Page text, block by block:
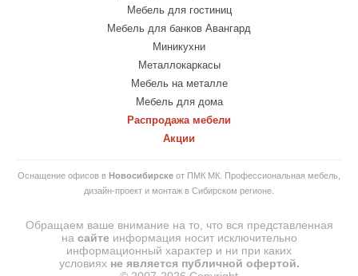
Мебель для гостиниц
Мебель для банков Авангард
Миникухни
Металлокаркасы
Мебель на металле
Мебель для дома
Распродажа мебели
Акции
Оснащение офисов в Новосибирске от ПМК МК. Профессиональная мебель,
дизайн-проект и монтаж в Сибирском регионе.
Обращаем ваше внимание на то, что вся представленная
на сайте информация носит исключительно
информационный характер и ни при каких
условиях не является публичной офертой.